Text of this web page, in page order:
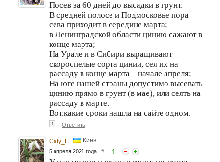
Посев за 60 дней до высадки в грунт.
В средней полосе и Подмосковье пора
сева приходит в середине марта;
в Ленинградской области цинию сажают в
конце марта;
На Урале и в Сибири выращивают
скороспелые сорта цинии, сея их на
рассаду в конце марта – начале апреля;
На юге нашей страны допустимо высевать
цинию прямо в грунт (в мае), или сеять на
рассаду в марте.
Вот,какие сроки нашла на сайте одном.
↑ Ответить
Caty_L Киев
5 апреля 2021 года # +1